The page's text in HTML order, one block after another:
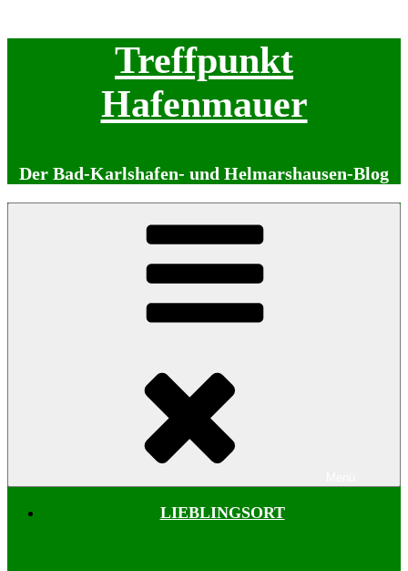
Treffpunkt
Hafenmauer
Der Bad-Karlshafen- und Helmarshausen-Blog
LIEBLINGSORT